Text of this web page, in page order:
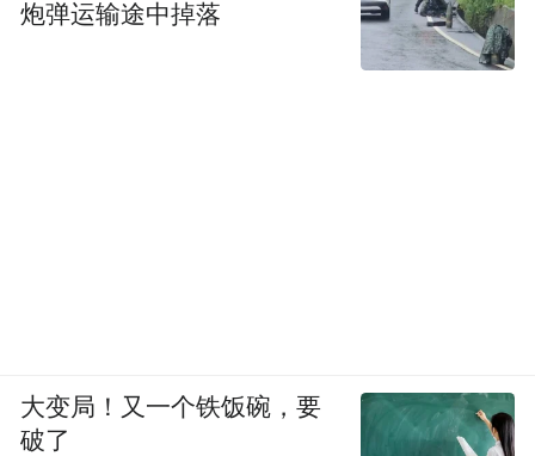
炮弹运输途中掉落
大变局！又一个铁饭碗，要
破了